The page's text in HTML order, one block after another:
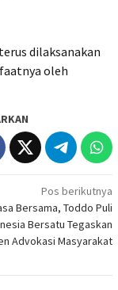
dilaksanakan
oleh
Pos berikutnya
Bersama, Toddo Puli
Bersatu Tegaskan
Advokasi Masyarakat